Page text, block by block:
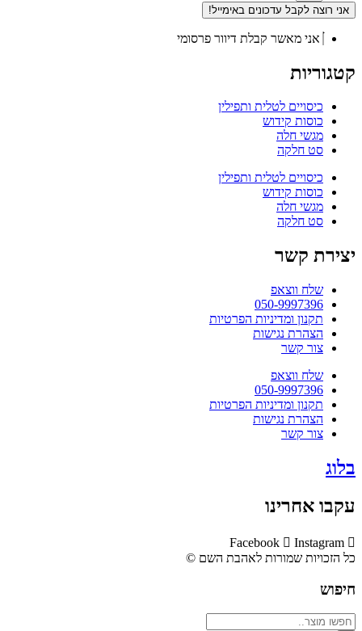
אני רוצה לקבל עדכונים באימייל!
אני מאשר קבלת דיוור פרסומי
קטגוריות
כיסויים לטלית ותפילין
כוסות קידוש
מגשי חלה
סט חלקה
כיסויים לטלית ותפילין
כוסות קידוש
מגשי חלה
סט חלקה
יצירת קשר
שלח ווצאפ
050-9997396
תקנון ומדיניות הפרטיות
הצהרת נגישות
צור קשר
שלח ווצאפ
050-9997396
תקנון ומדיניות הפרטיות
הצהרת נגישות
צור קשר
בלוג
עקבו אחרינו
Facebook
Instagram
כל הזכויות שמורות לאהבת השם ©​
חיפוש
Search